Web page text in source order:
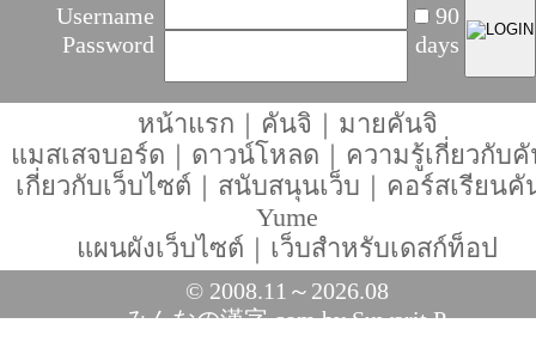
Username
Password
90
days
หน้าแรก ｜ คันจิ ｜ มายคันจิ
แมสเสจบอร์ด ｜ ดาวน์โหลด ｜ ความรู้เกี่ยวกับ
เกี่ยวกับเว็บไซต์ ｜ สนับสนุนเว็บ ｜ คอร์สเรียนคั
Yume
แผนผังเว็บไซต์ ｜ เว็บสำหรับเดสก์ท็อป
© 2008.11～2026.08
みんなの漢字.comby Suwarit P.